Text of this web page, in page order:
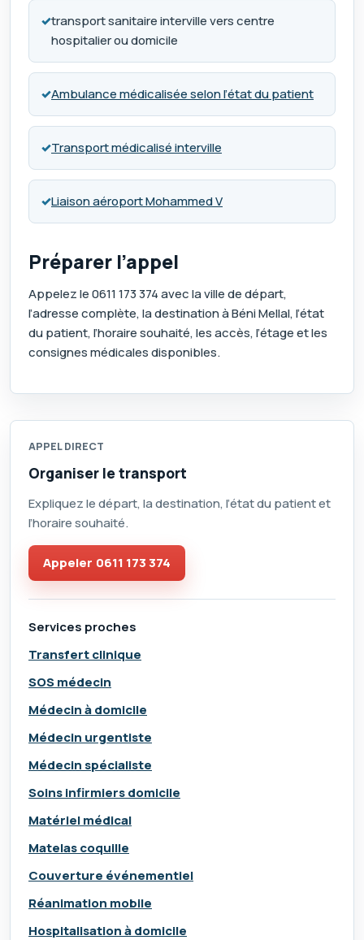
✓transport sanitaire interville vers centre
hospitalier ou domicile
✓Ambulance médicalisée selon l’état du patient
✓Transport médicalisé interville
✓Liaison aéroport Mohammed V
Préparer l’appel
Appelez le0611 173 374avec la ville de départ,
l’adresse complète, la destination à Béni Mellal, l’état
du patient, l’horaire souhaité, les accès, l’étage et les
consignes médicales disponibles.
APPEL DIRECT
Organiser le transport
Expliquez le départ, la destination, l’état du patient et
l’horaire souhaité.
Appeler 0611 173 374
Services proches
Transfert clinique
SOS médecin
Médecin à domicile
Médecin urgentiste
Médecin spécialiste
Soins infirmiers domicile
Matériel médical
Matelas coquille
Couverture événementiel
Réanimation mobile
Hospitalisation à domicile